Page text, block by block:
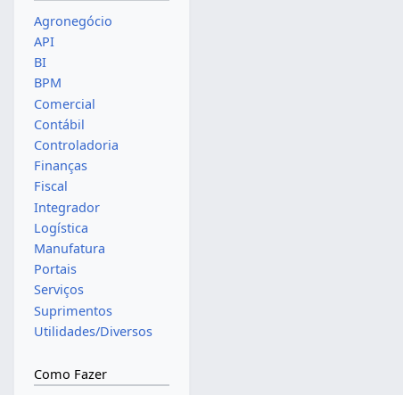
Agronegócio
API
BI
BPM
Comercial
Contábil
Controladoria
Finanças
Fiscal
Integrador
Logística
Manufatura
Portais
Serviços
Suprimentos
Utilidades/Diversos
Como Fazer